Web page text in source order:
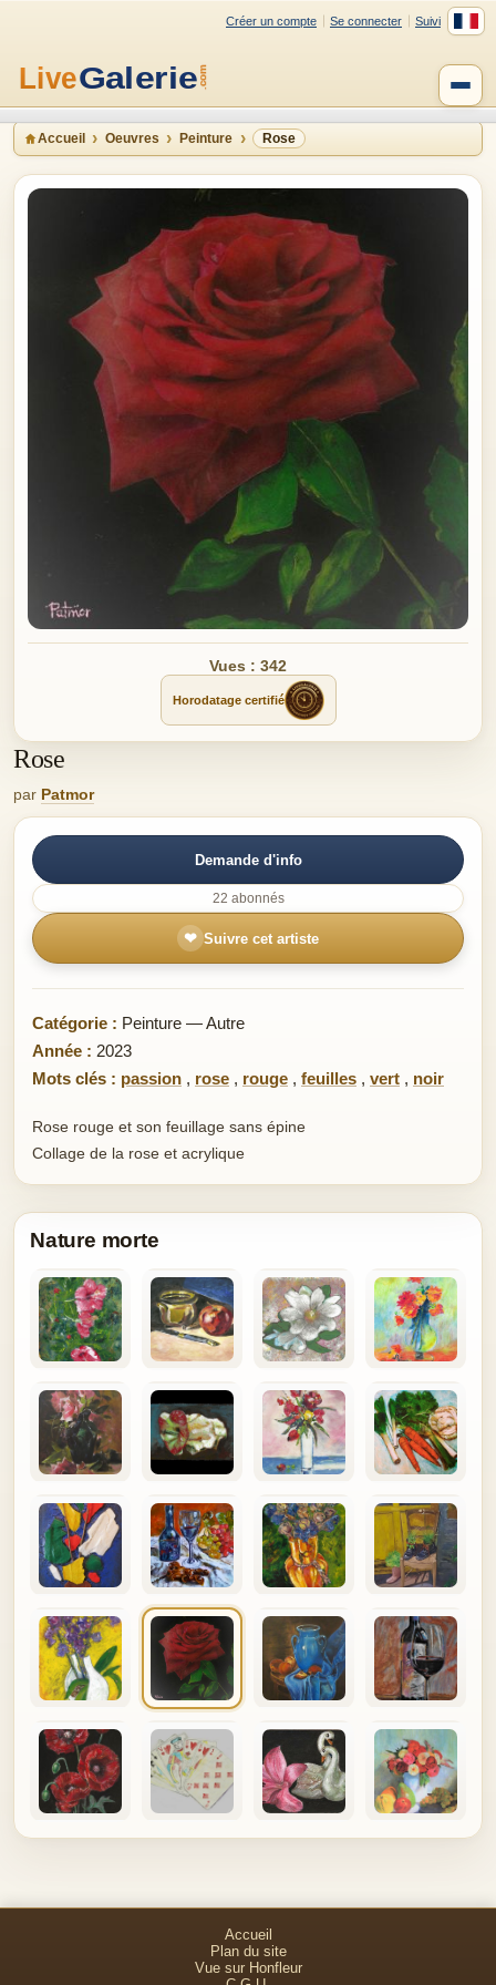
Créer un compte Se connecter Suivi
Accueil Oeuvres Peinture Rose
Vues : 342
Horodatage certifié
Rose
par Patmor
Demande d'info
22 abonnés
❤ Suivre cet artiste
Catégorie : Peinture — Autre
Année : 2023
Mots clés : passion , rose , rouge , feuilles , vert , noir
Rose rouge et son feuillage sans épine
Collage de la rose et acrylique
Nature morte
Accueil
Plan du site
Vue sur Honfleur